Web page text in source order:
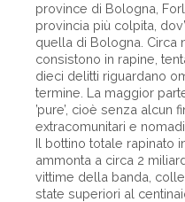
province di Bologna,
provincia più colpita,
quella di Bologna. Circa
consistono in rapine,
dieci delitti riguardano
termine. La maggior
’pure’, cioè senza alcun
extracomunitari e nomadi.
Il bottino totale rapinato
ammonta a circa 2
vittime della banda,
state superiori al